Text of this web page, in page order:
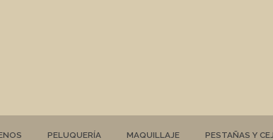
PELUQUERÍA MAQUILLAJE PESTAÑAS Y